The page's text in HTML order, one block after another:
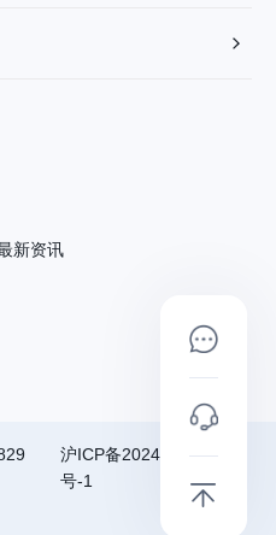
新资讯
沪ICP备2024090791
号-1